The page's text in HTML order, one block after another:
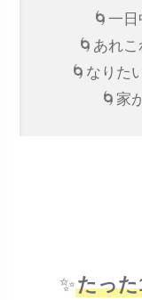
🌀一
🌀あれ
🌀なりた
🌀家
✨たっ